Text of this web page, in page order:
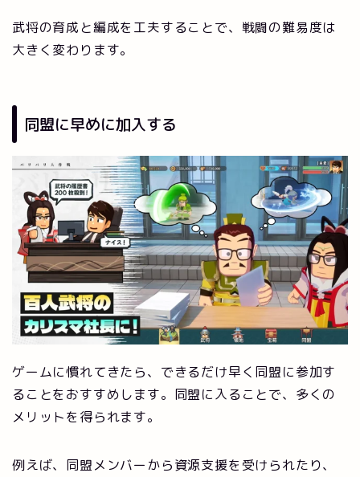
武将の育成と編成を工夫することで、戦闘の難易度は
大きく変わります。
同盟に早めに加入する
ゲームに慣れてきたら、できるだけ早く同盟に参加す
ることをおすすめします。同盟に入ることで、多くの
メリットを得られます。
例えば、同盟メンバーから資源支援を受けられたり、